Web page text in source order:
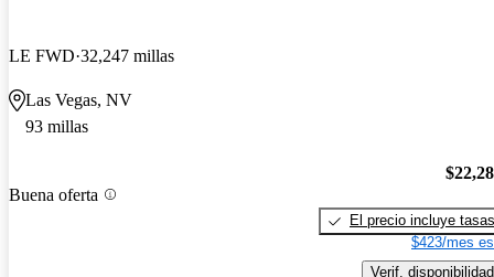
LE FWD 32,247 millas
Las Vegas, NV
93 millas
Buena oferta
El precio incluye tasas
$423/mes
Verif. disponibilidad